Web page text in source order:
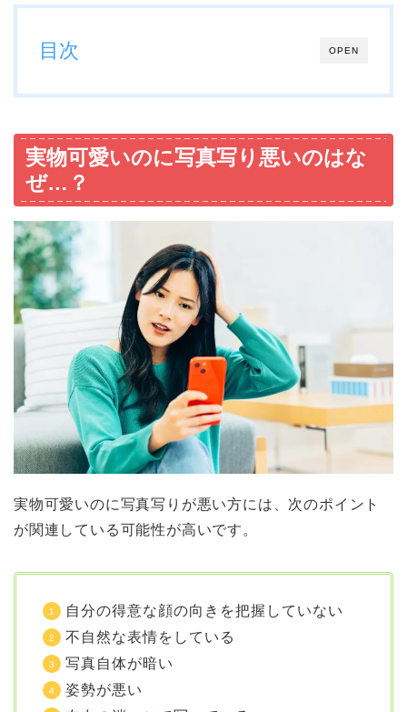
OPEN
目次
実物可愛いのに写真写り悪いのはな
ぜ…？
実物可愛いのに写真写りが悪い方には、次のポイント
が関連している可能性が高いです。
自分の得意な顔の向きを把握していない
不自然な表情をしている
写真自体が暗い
姿勢が悪い